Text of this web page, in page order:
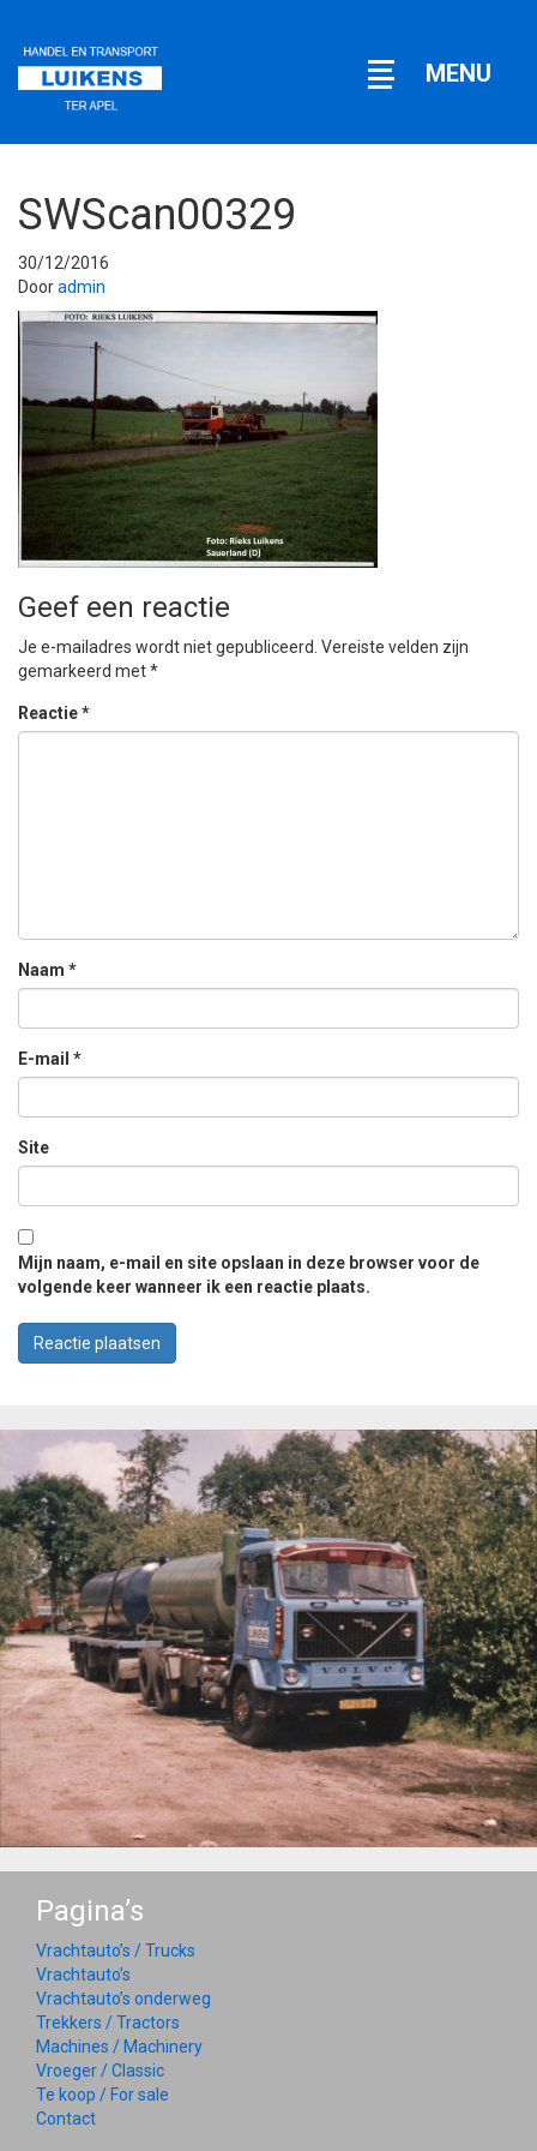
Open
MENU
SWScan00329
30/12/2016
Dooradmin
Geef een reactie
Je e-mailadres wordt niet gepubliceerd. Vereiste velden zijn
gemarkeerd met*
Reactie*
Naam *
E-mail *
Site
Mijn naam, e-mail en site opslaan in deze browser voor de
volgende keer wanneer ik een reactie plaats.
Pagina’s
Vrachtauto’s / Trucks
Vrachtauto’s
Vrachtauto’s onderweg
Trekkers / Tractors
Machines / Machinery
Vroeger / Classic
Te koop / For sale
Contact